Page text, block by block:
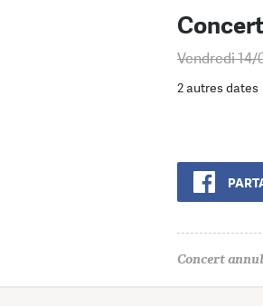
Vendredi 14/
2 autres dates
Concert